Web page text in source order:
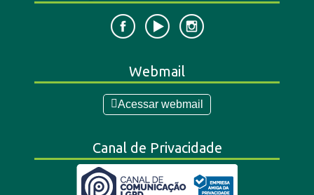
Webmail
Acessar webmail
Canal de Privacidade